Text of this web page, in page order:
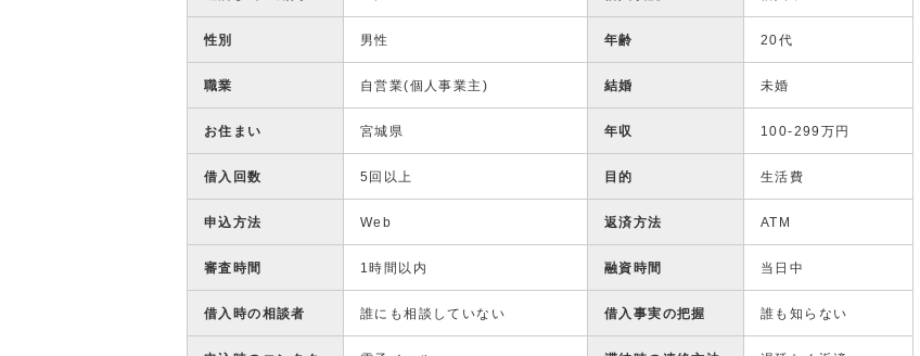
性別 男性 年齢 20代
職業 自営業(個人事業主) 結婚 未婚
お住まい 宮城県 年収 100-299万円
借入回数 5回以上 目的 生活費
申込方法 Web 返済方法 ATM
審査時間 1時間以内 融資時間 当日中
借入時の相談者 誰にも相談していない 借入事実の把握 誰も知らない